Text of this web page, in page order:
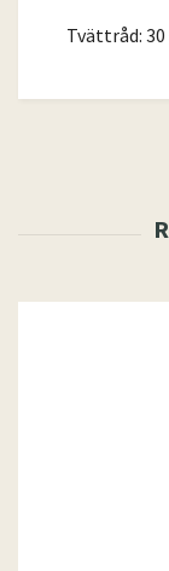
Tvättråd: